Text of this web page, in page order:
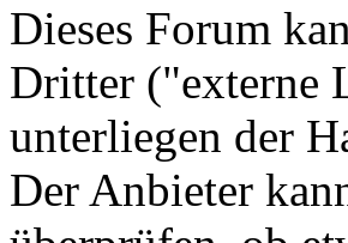
Dieses Forum
Dritter ("externe
unterliegen der
Der Anbieter